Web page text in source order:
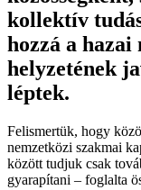
kollektív
hozzá a hazai
helyzetének
léptek.
Felismertük, hogy
nemzetközi szakmai
között tudjuk csak
gyarapítani – foglalta